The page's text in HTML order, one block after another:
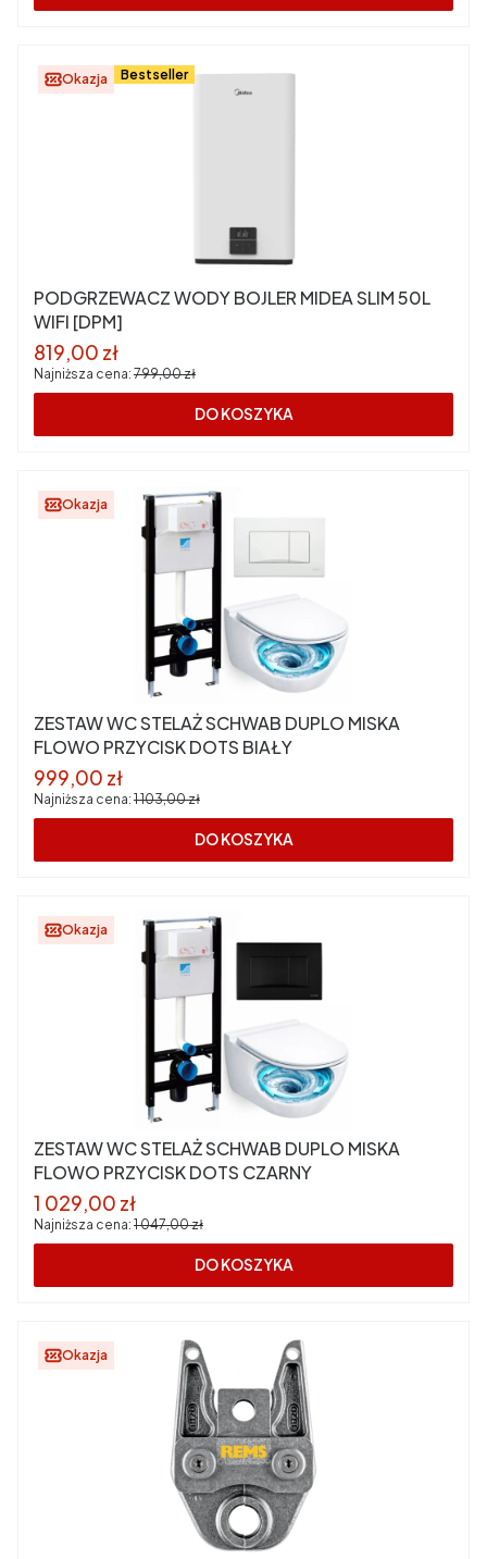
Okazja Bestseller
PODGRZEWACZ WODY BOJLER MIDEA SLIM 50L
WIFI [DPM]
Cena promocyjna
819,00 zł
Najniższa cena: 799,00 zł
DO KOSZYKA
Okazja
ZESTAW WC STELAŻ SCHWAB DUPLO MISKA
FLOWO PRZYCISK DOTS BIAŁY
Cena promocyjna
999,00 zł
Najniższa cena: 1 103,00 zł
DO KOSZYKA
Okazja
ZESTAW WC STELAŻ SCHWAB DUPLO MISKA
FLOWO PRZYCISK DOTS CZARNY
Cena promocyjna
1 029,00 zł
Najniższa cena: 1 047,00 zł
DO KOSZYKA
Okazja